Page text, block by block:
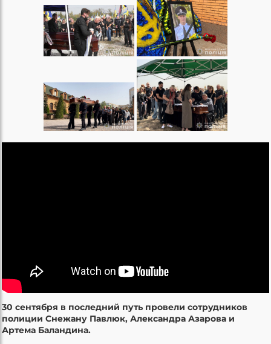
30 сентября в последний путь провели сотрудников
полиции Снежану Павлюк, Александра Азарова и
Артема Баландина.